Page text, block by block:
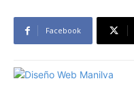
Facebook